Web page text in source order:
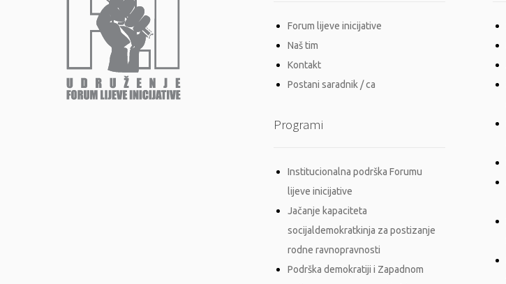
Forum lijeve inicijative
Naš tim
Kontakt
Postani saradnik / ca
Programi
Institucionalna podrška Forumu
lijeve inicijative
Jačanje kapaciteta
socijaldemokratkinja za postizanje
rodne ravnopravnosti
Podrška demokratiji i Zapadnom